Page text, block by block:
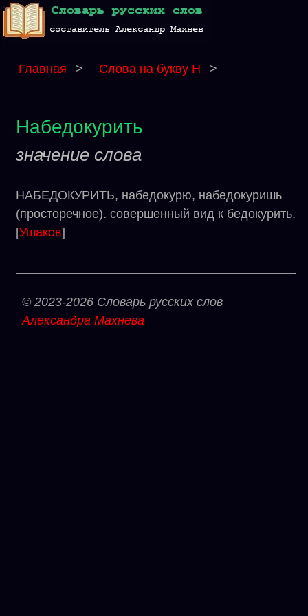
Главная > Слова на букву Н >
Набедокурить
значение слова
НАБЕДОКУРИТЬ, набедокурю, набедокуришь
(просторечное). совершенный вид к бедокурить.
[Ушаков]
© 2023-2026 Словарь русских слов
Александра Махнева